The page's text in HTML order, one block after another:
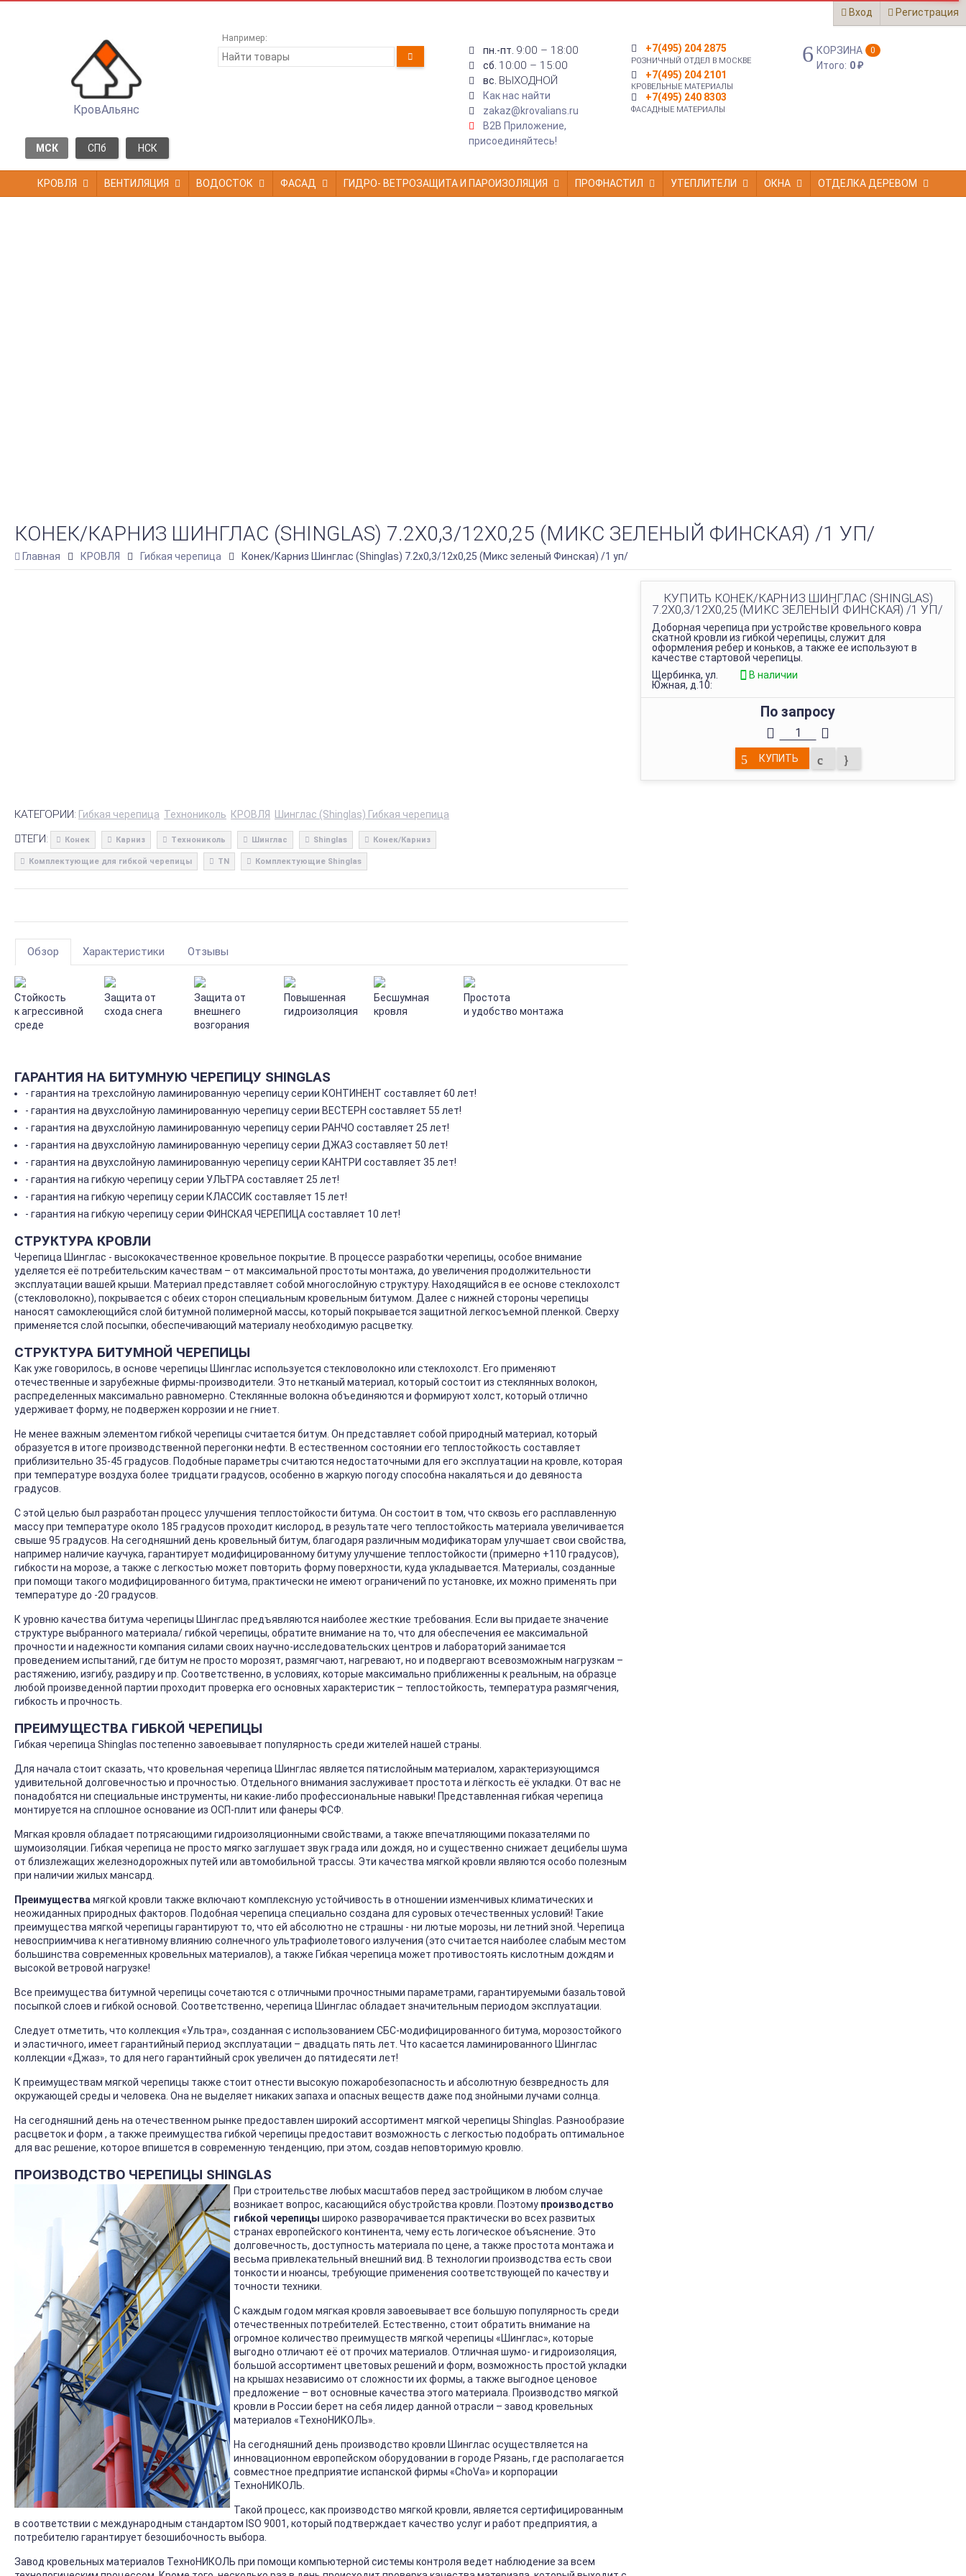
Вход Регистрация
КровАльянс
МСК СПб НСК
Например:
пн.-пт. 9:00 – 18:00
сб. 10:00 – 15:00
вс. ВЫХОДНОЙ
Как нас найти
zakaz@krovalians.ru
B2B Приложение,
присоединяйтесь!
+7(495) 204 2875
РОЗНИЧНЫЙ ОТДЕЛ В МОСКВЕ
+7(495) 204 2101
КРОВЕЛЬНЫЕ МАТЕРИАЛЫ
+7(495) 240 8303
ФАСАДНЫЕ МАТЕРИАЛЫ
КОРЗИНА 0
Итого: 0₽
КРОВЛЯ ВЕНТИЛЯЦИЯ ВОДОСТОК ФАСАД ГИДРО- ВЕТРОЗАЩИТА И ПАРОИЗОЛЯЦИЯ ПРОФНАСТИЛ УТЕПЛИТЕЛИ ОКНА ОТДЕЛКА ДЕРЕВОМ
КОНЕК/КАРНИЗ ШИНГЛАС (SHINGLAS) 7.2Х0,3/12Х0,25 (МИКС ЗЕЛЕНЫЙ ФИНСКАЯ) /1 УП/
Главная КРОВЛЯ Гибкая черепица Конек/Карниз Шинглас (Shinglas) 7.2х0,3/12х0,25 (Микс зеленый Финская) /1 уп/
КУПИТЬ КОНЕК/КАРНИЗ ШИНГЛАС (SHINGLAS)
7.2Х0,3/12Х0,25 (МИКС ЗЕЛЕНЫЙ ФИНСКАЯ) /1 УП/
Доборная черепица при устройстве кровельного ковра
скатной кровли из гибкой черепицы, служит для
оформления ребер и коньков, а также ее используют в
качестве стартовой черепицы.
Щербинка, ул.
Южная, д.10:
В наличии
По запросу
КУПИТЬ
КАТЕГОРИИ: Гибкая черепица Технониколь КРОВЛЯ Шинглас (Shinglas) Гибкая черепица
ТЕГИ: Конек Карниз Технониколь Шинглас Shinglas Конек/Карниз
Комплектующие для гибкой черепицы TN Комплектующие Shinglas
Обзор Характеристики Отзывы
Стойкость
к агрессивной
среде
Защита от
схода снега
Защита от
внешнего
возгорания
Повышенная
гидроизоляция
Бесшумная
кровля
Простота
и удобство монтажа
ГАРАНТИЯ НА БИТУМНУЮ ЧЕРЕПИЦУ SHINGLAS
- гарантия на трехслойную ламинированную черепицу серии КОНТИНЕНТ составляет 60 лет!
- гарантия на двухслойную ламинированную черепицу серии ВЕСТЕРН составляет 55 лет!
- гарантия на двухслойную ламинированную черепицу серии РАНЧО составляет 25 лет!
- гарантия на двухслойную ламинированную черепицу серии ДЖАЗ составляет 50 лет!
- гарантия на двухслойную ламинированную черепицу серии КАНТРИ составляет 35 лет!
- гарантия на гибкую черепицу серии УЛЬТРА составляет 25 лет!
- гарантия на гибкую черепицу серии КЛАССИК составляет 15 лет!
- гарантия на гибкую черепицу серии ФИНСКАЯ ЧЕРЕПИЦА составляет 10 лет!
СТРУКТУРА КРОВЛИ
Черепица Шинглас - высококачественное кровельное покрытие. В процессе разработки черепицы, особое внимание
уделяется её потребительским качествам – от максимальной простоты монтажа, до увеличения продолжительности
эксплуатации вашей крыши. Материал представляет собой многослойную структуру. Находящийся в ее основе стеклохолст
(стекловолокно), покрывается с обеих сторон специальным кровельным битумом. Далее с нижней стороны черепицы
наносят самоклеющийся слой битумной полимерной массы, который покрывается защитной легкосъемной пленкой. Сверху
применяется слой посыпки, обеспечивающий материалу необходимую расцветку.
СТРУКТУРА БИТУМНОЙ ЧЕРЕПИЦЫ
Как уже говорилось, в основе черепицы Шинглас используется стекловолокно или стеклохолст. Его применяют
отечественные и зарубежные фирмы-производители. Это нетканый материал, который состоит из стеклянных волокон,
распределенных максимально равномерно. Стеклянные волокна объединяются и формируют холст, который отлично
удерживает форму, не подвержен коррозии и не гниет.
Не менее важным элементом гибкой черепицы считается битум. Он представляет собой природный материал, который
образуется в итоге производственной перегонки нефти. В естественном состоянии его теплостойкость составляет
приблизительно 35-45 градусов. Подобные параметры считаются недостаточными для его эксплуатации на кровле, которая
при температуре воздуха более тридцати градусов, особенно в жаркую погоду способна накаляться и до девяноста
градусов.
С этой целью был разработан процесс улучшения теплостойкости битума. Он состоит в том, что сквозь его расплавленную
массу при температуре около 185 градусов проходит кислород, в результате чего теплостойкость материала увеличивается
свыше 95 градусов. На сегодняшний день кровельный битум, благодаря различным модификаторам улучшает свои свойства,
например наличие каучука, гарантирует модифицированному битуму улучшение теплостойкости (примерно +110 градусов),
гибкости на морозе, а также с легкостью может повторить форму поверхности, куда укладывается. Материалы, созданные
при помощи такого модифицированного битума, практически не имеют ограничений по установке, их можно применять при
температуре до -20 градусов.
К уровню качества битума черепицы Шинглас предъявляются наиболее жесткие требования. Если вы придаете значение
структуре выбранного материала/ гибкой черепицы, обратите внимание на то, что для обеспечения ее максимальной
прочности и надежности компания силами своих научно-исследовательских центров и лабораторий занимается
проведением испытаний, где битум не просто морозят, размягчают, нагревают, но и подвергают всевозможным нагрузкам –
растяжению, изгибу, раздиру и пр. Соответственно, в условиях, которые максимально приближенны к реальным, на образце
любой произведенной партии проходит проверка его основных характеристик – теплостойкость, температура размягчения,
гибкость и прочность.
ПРЕИМУЩЕСТВА ГИБКОЙ ЧЕРЕПИЦЫ
Гибкая черепица Shinglas постепенно завоевывает популярность среди жителей нашей страны.
Для начала стоит сказать, что кровельная черепица Шинглас является пятислойным материалом, характеризующимся
удивительной долговечностью и прочностью. Отдельного внимания заслуживает простота и лёгкость её укладки. От вас не
понадобятся ни специальные инструменты, ни какие-либо профессиональные навыки! Представленная гибкая черепица
монтируется на сплошное основание из ОСП-плит или фанеры ФСФ.
Мягкая кровля обладает потрясающими гидроизоляционными свойствами, а также впечатляющими показателями по
шумоизоляции. Гибкая черепица не просто мягко заглушает звук града или дождя, но и существенно снижает децибелы шума
от близлежащих железнодорожных путей или автомобильной трассы. Эти качества мягкой кровли являются особо полезным
при наличии жилых мансард.
Преимуществамягкой кровли также включают комплексную устойчивость в отношении изменчивых климатических и
неожиданных природных факторов. Подобная черепица специально создана для суровых отечественных условий! Такие
преимущества мягкой черепицы гарантируют то, что ей абсолютно не страшны - ни лютые морозы, ни летний зной. Черепица
невосприимчива к негативному влиянию солнечного ультрафиолетового излучения (это считается наиболее слабым местом
большинства современных кровельных материалов), а также Гибкая черепица может противостоять кислотным дождям и
высокой ветровой нагрузке!
Все преимущества битумной черепицы сочетаются с отличными прочностными параметрами, гарантируемыми базальтовой
посыпкой слоев и гибкой основой. Соответственно, черепица Шинглас обладает значительным периодом эксплуатации.
Следует отметить, что коллекция «Ультра», созданная с использованием СБС-модифицированного битума, морозостойкого
и эластичного, имеет гарантийный период эксплуатации – двадцать пять лет. Что касается ламинированного Шинглас
коллекции «Джаз», то для него гарантийный срок увеличен до пятидесяти лет!
К преимуществам мягкой черепицы также стоит отнести высокую пожаробезопасность и абсолютную безвредность для
окружающей среды и человека. Она не выделяет никаких запаха и опасных веществ даже под знойными лучами солнца.
На сегодняшний день на отечественном рынке предоставлен широкий ассортимент мягкой черепицы Shinglas. Разнообразие
расцветок и форм , а также преимущества гибкой черепицы предоставит возможность с легкостью подобрать оптимальное
для вас решение, которое впишется в современную тенденцию, при этом, создав неповторимую кровлю.
ПРОИЗВОДСТВО ЧЕРЕПИЦЫ SHINGLAS
При строительстве любых масштабов перед застройщиком в любом случае
возникает вопрос, касающийся обустройства кровли. Поэтому производство
гибкой черепицы широко разворачивается практически во всех развитых
странах европейского континента, чему есть логическое объяснение. Это
долговечность, доступность материала по цене, а также простота монтажа и
весьма привлекательный внешний вид. В технологии производства есть свои
тонкости и нюансы, требующие применения соответствующей по качеству и
точности техники.
С каждым годом мягкая кровля завоевывает все большую популярность среди
отечественных потребителей. Естественно, стоит обратить внимание на
огромное количество преимуществ мягкой черепицы «Шинглас», которые
выгодно отличают её от прочих материалов. Отличная шумо- и гидроизоляция,
большой ассортимент цветовых решений и форм, возможность простой укладки
на крышах независимо от сложности их формы, а также выгодное ценовое
предложение – вот основные качества этого материала. Производство мягкой
кровли в России берет на себя лидер данной отрасли – завод кровельных
материалов «ТехноНИКОЛЬ».
На сегодняшний день производство кровли Шинглас осуществляется на
инновационном европейском оборудовании в городе Рязань, где располагается
совместное предприятие испанской фирмы «ChoVa» и корпорации
ТехноНИКОЛЬ.
Такой процесс, как производство мягкой кровли, является сертифицированным
в соответствии с международным стандартом ISO 9001, который подтверждает качество услуг и работ предприятия, а
потребителю гарантирует безошибочность выбора.
Завод кровельных материалов ТехноНИКОЛЬ при помощи компьютерной системы контроля ведет наблюдение за всем